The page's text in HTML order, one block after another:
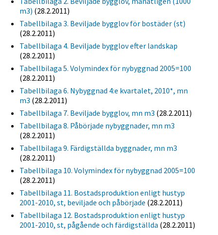
m3) (28.2.2011)
Tabellbilaga 3. Beviljade bygglov för bostäder (st)
(28.2.2011)
Tabellbilaga 4. Beviljade bygglov efter landskap
(28.2.2011)
Tabellbilaga 5. Volymindex för nybyggnad 2005=100
(28.2.2011)
Tabellbilaga 6. Nybyggnad 4:e kvartalet, 2010*, mn
m3 (28.2.2011)
Tabellbilaga 7. Beviljade bygglov, mn m3 (28.2.2011)
Tabellbilaga 8. Påbörjade nybyggnader, mn m3
(28.2.2011)
Tabellbilaga 9. Färdigställda byggnader, mn m3
(28.2.2011)
Tabellbilaga 10. Volymindex för nybyggnad 2005=100
(28.2.2011)
Tabellbilaga 11. Bostadsproduktion enligt hustyp
2001-2010, st, beviljade och påbörjade (28.2.2011)
Tabellbilaga 12. Bostadsproduktion enligt hustyp
2001-2010, st, pågående och färdigställda (28.2.2011)